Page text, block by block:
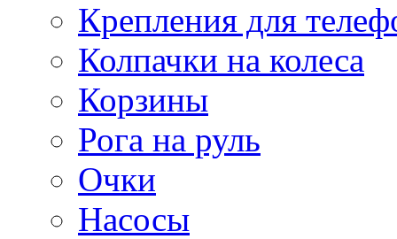
Крепления для
Колпачки на колеса
Корзины
Рога на руль
Очки
Насосы